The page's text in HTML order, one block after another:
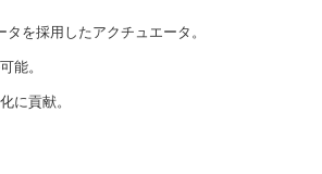
を採用したアクチュエータ。
能。
に貢献。